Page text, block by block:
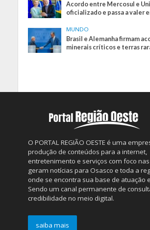
Acordo entre Mercosul e
oficializado e passa a valer
MUNDO
Brasil e Alemanha firmam
minerais críticos e terras
O PORTAL REGIÃO OESTE é uma
produção de conteúdos para a internet,
entretenimento e serviços com foco
geram notícias para Osasco e toda a
onde se encontra sua base de atuação
Sendo um canal permanente de
credibilidade no meio digital.
saiba mais